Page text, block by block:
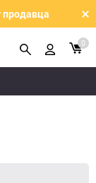
продавца
0